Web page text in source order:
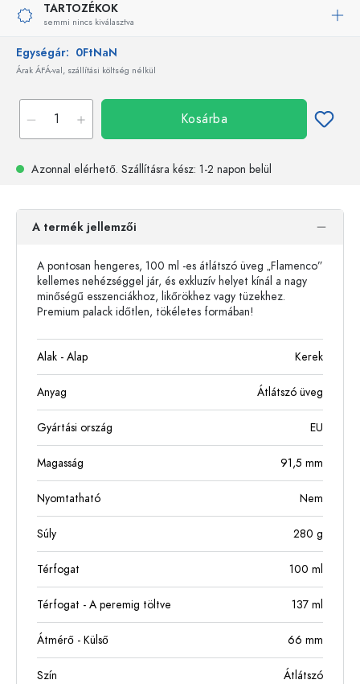
TARTOZÉKOK
semmi nincs kiválasztva
Egységár: 0FtNaN
Árak ÁFÁ-val, szállítási költség nélkül
Kosárba
Azonnal elérhető. Szállításra kész: 1-2 napon belül
A termék jellemzői
A pontosan hengeres, 100 ml -es átlátszó üveg „Flamenco”
kellemes nehézséggel jár, és exkluzív helyet kínál a nagy
minőségű esszenciákhoz, likőrökhez vagy tüzekhez.
Premium palack időtlen, tökéletes formában!
Alak - Alap Kerek
Anyag Átlátszó üveg
Gyártási ország EU
Magasság 91,5 mm
Nyomtatható Nem
Súly 280 g
Térfogat 100 ml
Térfogat - A peremig töltve 137 ml
Átmérő - Külső 66 mm
Szín Átlátszó